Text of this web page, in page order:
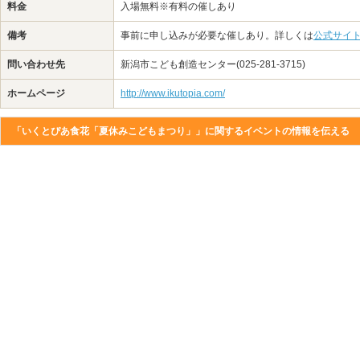
料金 入場無料※有料の催しあり
備考 事前に申し込みが必要な催しあり。詳しくは公式サイ
問い合わせ先 新潟市こども創造センター(025-281-3715)
ホームページ http://www.ikutopia.com/
「いくとぴあ食花「夏休みこどもまつり」」に関するイベントの情報を伝える